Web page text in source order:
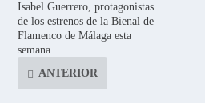
Isabel Guerrero, protagonistas
de los estrenos de la Bienal de
Flamenco de Málaga esta
semana
ANTERIOR